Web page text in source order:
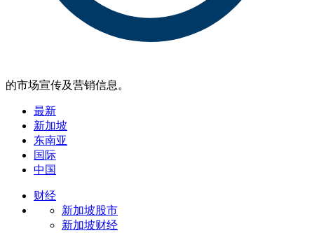
的市场宣传及营销信息。
最新
新加坡
东南亚
国际
中国
财经
新加坡股市
新加坡财经